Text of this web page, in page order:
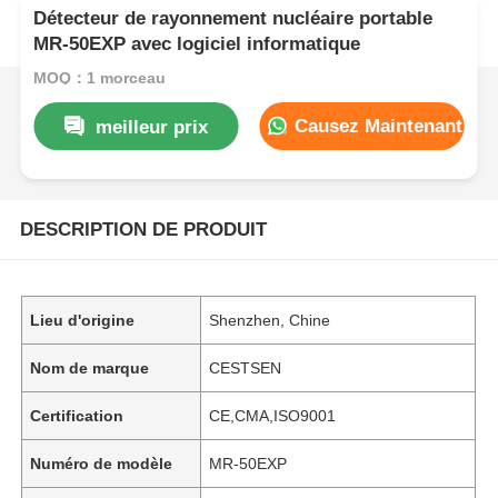
Détecteur de rayonnement nucléaire portable
MR-50EXP avec logiciel informatique
MOQ：1 morceau
meilleur prix Causez Maintenant
DESCRIPTION DE PRODUIT
Lieu d'origine Shenzhen, Chine
Nom de marque CESTSEN
Certification CE,CMA,ISO9001
Numéro de modèle MR-50EXP